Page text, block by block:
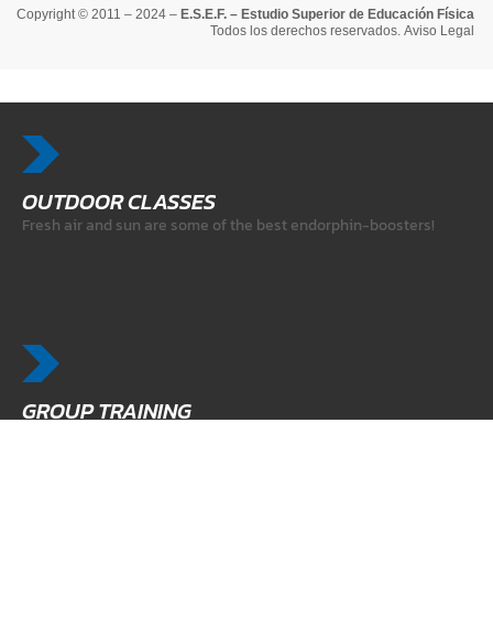
Copyright © 2011 – 2024 – E.S.E.F. – Estudio Superior de Educación Física
Todos los derechos reservados. Aviso Legal
OUTDOOR CLASSES
Fresh air and sun are some of the best endorphin-boosters!
GROUP TRAINING